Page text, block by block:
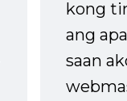
kong
ang
saan